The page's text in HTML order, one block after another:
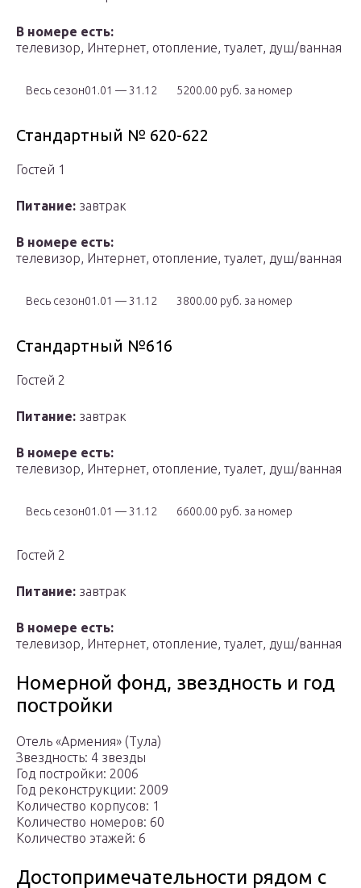
В номере есть:
телевизор, Интернет, отопление, туалет, душ/ванная
Весь сезон01.01 — 31.12 5200.00 руб. за номер
Стандартный № 620-622
Гостей 1
Питание: завтрак
В номере есть:
телевизор, Интернет, отопление, туалет, душ/ванная
Весь сезон01.01 — 31.12 3800.00 руб. за номер
Стандартный №616
Гостей 2
Питание: завтрак
В номере есть:
телевизор, Интернет, отопление, туалет, душ/ванная
Весь сезон01.01 — 31.12 6600.00 руб. за номер
Гостей 2
Питание: завтрак
В номере есть:
телевизор, Интернет, отопление, туалет, душ/ванная
Номерной фонд, звездность и год
постройки
Отель «Армения» (Тула)
Звездность: 4 звезды
Год постройки: 2006
Год реконструкции: 2009
Количество корпусов: 1
Количество номеров: 60
Количество этажей: 6
Достопримечательности рядом с